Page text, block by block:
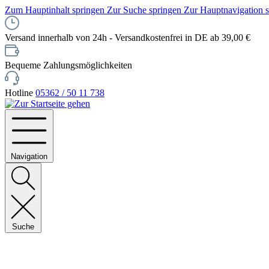
Zum Hauptinhalt springen Zur Suche springen Zur Hauptnavigation
Versand innerhalb von 24h - Versandkostenfrei in DE ab 39,00 €
Bequeme Zahlungsmöglichkeiten
Hotline 05362 / 50 11 738
Navigation
Suche